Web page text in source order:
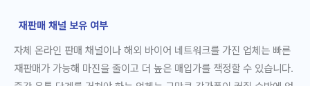
재판매 채널 보유 여부
자체 온라인 판매 채널이나 해외 바이어 네트워크를 가진 업체는 빠른
재판매가 가능해 마진을 줄이고 더 높은 매입가를 책정할 수 있습니다.